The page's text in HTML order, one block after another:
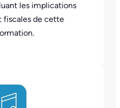
les implications
fiscales de cette